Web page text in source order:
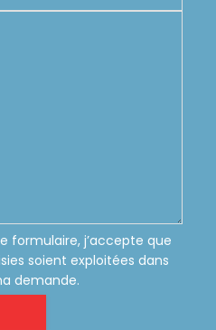
formulaire, j’accepte que
soient exploitées dans
demande.